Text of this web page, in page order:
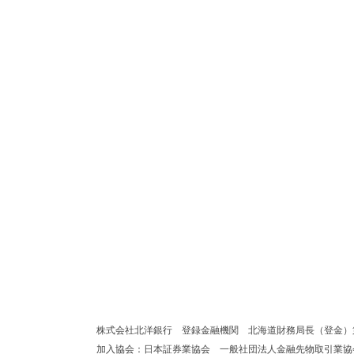
株式会社北洋銀行 登録金融機関 北海道財務局長（登金）
加入協会：日本証券業協会 一般社団法人金融先物取引業協